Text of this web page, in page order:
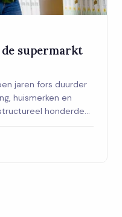
supermarkt
jaren fors duurder
huismerken en
honderden